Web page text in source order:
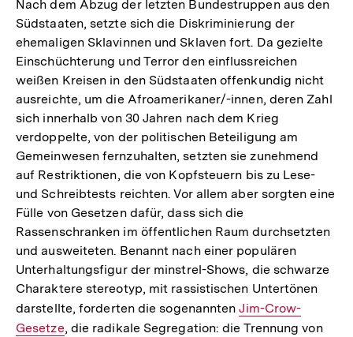
Nach dem Abzug der letzten Bundestruppen aus den
Südstaaten, setzte sich die Diskriminierung der
ehemaligen Sklavinnen und Sklaven fort. Da gezielte
Einschüchterung und Terror den einflussreichen
weißen Kreisen in den Südstaaten offenkundig nicht
ausreichte, um die Afroamerikaner/-innen, deren Zahl
sich innerhalb von 30 Jahren nach dem Krieg
verdoppelte, von der politischen Beteiligung am
Gemeinwesen fernzuhalten, setzten sie zunehmend
auf Restriktionen, die von Kopfsteuern bis zu Lese-
und Schreibtests reichten. Vor allem aber sorgten eine
Fülle von Gesetzen dafür, dass sich die
Rassenschranken im öffentlichen Raum durchsetzten
und ausweiteten. Benannt nach einer populären
Unterhaltungsfigur der minstrel-Shows, die schwarze
Charaktere stereotyp, mit rassistischen Untertönen
darstellte, forderten die sogenanntenInterner
Link:
Jim-Crow-
Gesetze, die radikale Segregation: die Trennung von